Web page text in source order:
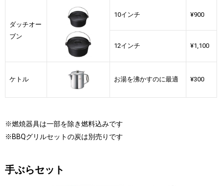
ダッチオー
ブン
10インチ ¥900
12インチ ¥1,100
ケトル お湯を沸かすのに最適 ¥300
※燃焼器具は一部を除き燃料込みです
※BBQグリルセットの炭は別売りです
手ぶらセット